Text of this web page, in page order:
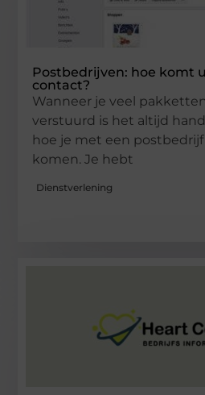
Postbedrijven: hoe komt
contact?
Wanneer je veel
verstuurd is het altijd
hoe je met een
komen. Je hebt
Dienstverlening